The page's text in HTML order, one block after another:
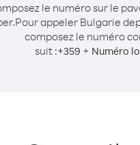
le numéro sur le
Pour appeler Bulgarie
composez le numéro
suit :+359 + Numéro